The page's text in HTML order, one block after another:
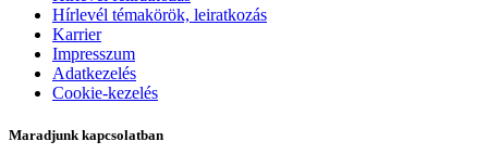
Hírlevél témakörök, leiratkozás
Karrier
Impresszum
Adatkezelés
Cookie-kezelés
Maradjunk kapcsolatban